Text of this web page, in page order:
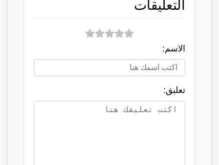
التعليقات
الاسم:
تعلبق: